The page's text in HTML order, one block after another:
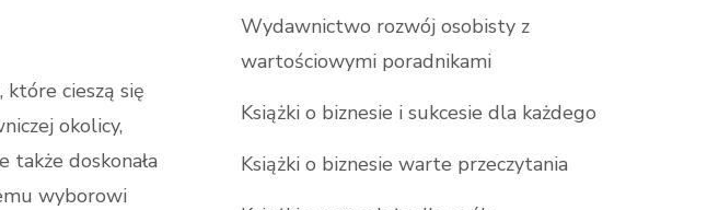
cieszą się
okolicy,
także doskonała
wyborowi
Wydawnictwo rozwój osobisty z
wartościowymi poradnikami
Książki o biznesie i sukcesie dla każdego
Książki o biznesie warte przeczytania